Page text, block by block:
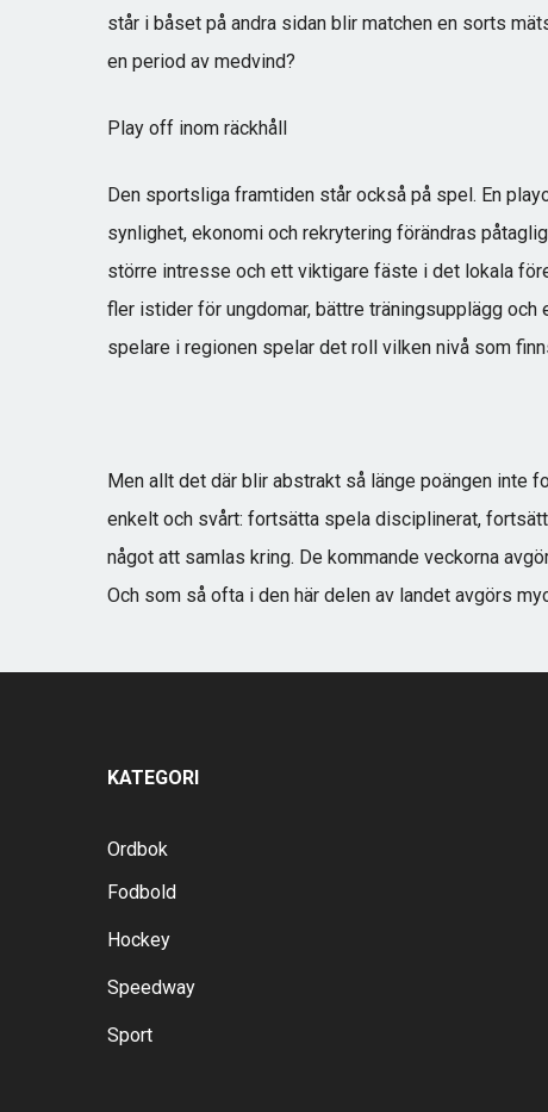
står i båset på andra sidan blir matchen en sorts
en period av medvind?
Play off inom räckhåll
Den sportsliga framtiden står också på spel. En
synlighet, ekonomi och rekrytering förändras
större intresse och ett viktigare fäste i det lokala
fler istider för ungdomar, bättre träningsupplägg och
spelare i regionen spelar det roll vilken nivå som
Men allt det där blir abstrakt så länge poängen inte
enkelt och svårt: fortsätta spela disciplinerat,
något att samlas kring. De kommande veckorna
Och som så ofta i den här delen av landet avgörs
KATEGORI
Ordbok
Fodbold
Hockey
Speedway
Sport